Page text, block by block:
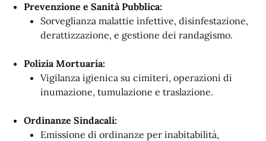
Prevenzione e Sanità Pubblica:
Sorveglianza malattie infettive, disinfestazione,
derattizzazione, e gestione dei randagismo.
Polizia Mortuaria:
Vigilanza igienica su cimiteri, operazioni di
inumazione, tumulazione e traslazione.
Ordinanze Sindacali:
Emissione di ordinanze per inabitabilità,